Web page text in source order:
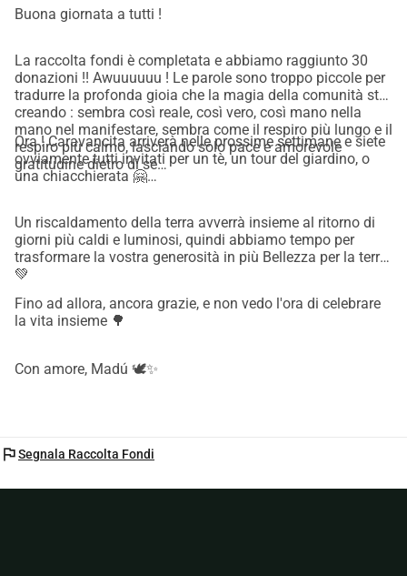
Buona giornata a tutti !
La raccolta fondi è completata e abbiamo raggiunto 30
donazioni !! Awuuuuuu ! Le parole sono troppo piccole per
tradurre la profonda gioia che la magia della comunità sta
creando : sembra così reale, così vero, così mano nella
mano nel manifestare, sembra come il respiro più lungo e il
respiro più calmo, lasciando solo pace e amorevole
gratitudine dietro di sé…
Ora ! Caravancita arriverà nelle prossime settimane e siete
ovviamente tutti invitati per un tè, un tour del giardino, o
una chiacchierata 🤗…
Un riscaldamento della terra avverrà insieme al ritorno di
giorni più caldi e luminosi, quindi abbiamo tempo per
trasformare la vostra generosità in più Bellezza per la terra
💚
Fino ad allora, ancora grazie, e non vedo l'ora di celebrare
la vita insieme 🌳
Con amore, Madú 🕊️✨
flagSegnala Raccolta Fondi